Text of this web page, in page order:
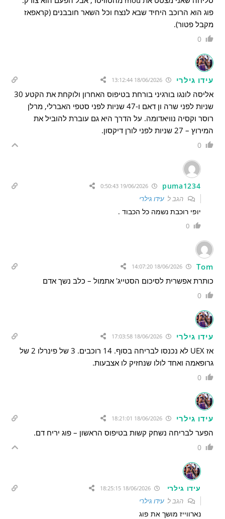
פוג הוא הרוכב היחיד שבא לנצח וכל השאר חובבנים (קראפאז
מקבל פטור).
0
עידו גילרי 18/06/2026 13:12:44
אליסה לונגו בורגיני בורחת בטיפוס האחרון ולוקחת את הקטע 30
שניות לפני שרה ון דאם ו-47 שניות לפני סטפי האברלי, מרלן
רוסר וקסיה נוויאדומה. על הדרך היא גם עוברת להוביל את
המירוץ – 27 שניות לפני לורן דיקסון.
0
puma1234
19/06/2026 0:50:43
הגב לעידו גילרי
יופי רוכבת נשמה כל הכבוד .
0
Tom
כותרת אפשרית לסיכום הסטייג' אתמול – כלב נשך אדם
0
עידו גילרי 18/06/2026 17:03:58
אז UEX לא נכנסו לבריחה בסוף. 14 רוכבים. 3 של פינרלו 2 של
גרופאמה ואחד לולו שנחזיק לו אצבעות.
0
עידו גילרי 18/06/2026 18:21:01
הפער לבריחה נשחק קשות בטיפוס הראשון – פוג יריח דם.
0
עידו גילרי 18/06/2026 18:25:15
הגב לעידו גילרי
נארווייז מושך את פוג